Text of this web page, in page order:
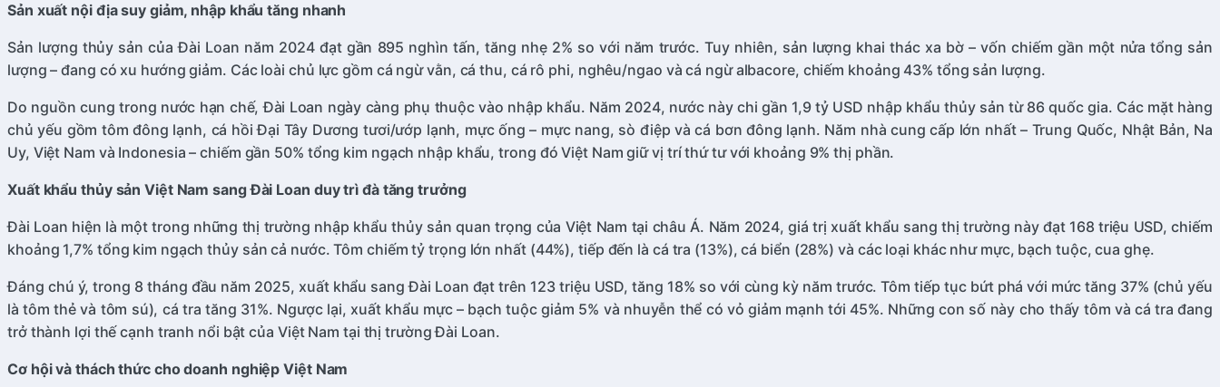
Sản xuất nội địa suy giảm, nhập khẩu tăng nhanh
Sản lượng thủy sản của Đài Loan năm 2024 đạt gần 895 nghìn tấn, tăng nhẹ 2% so với năm trước. Tuy nhiên, sản lượng khai thác xa bờ – vốn chiếm gần một nửa tổng sản
lượng – đang có xu hướng giảm. Các loài chủ lực gồm cá ngừ vằn, cá thu, cá rô phi, nghêu/ngao và cá ngừ albacore, chiếm khoảng 43% tổng sản lượng.
Do nguồn cung trong nước hạn chế, Đài Loan ngày càng phụ thuộc vào nhập khẩu. Năm 2024, nước này chi gần 1,9 tỷ USD nhập khẩu thủy sản từ 86 quốc gia. Các mặt hàng
chủ yếu gồm tôm đông lạnh, cá hồi Đại Tây Dương tươi/ướp lạnh, mực ống – mực nang, sò điệp và cá bơn đông lạnh. Năm nhà cung cấp lớn nhất – Trung Quốc, Nhật Bản, Na
Uy, Việt Nam và Indonesia – chiếm gần 50% tổng kim ngạch nhập khẩu, trong đó Việt Nam giữ vị trí thứ tư với khoảng 9% thị phần.
Xuất khẩu thủy sản Việt Nam sang Đài Loan duy trì đà tăng trưởng
Đài Loan hiện là một trong những thị trường nhập khẩu thủy sản quan trọng của Việt Nam tại châu Á. Năm 2024, giá trị xuất khẩu sang thị trường này đạt 168 triệu USD, chiếm
khoảng 1,7% tổng kim ngạch thủy sản cả nước. Tôm chiếm tỷ trọng lớn nhất (44%), tiếp đến là cá tra (13%), cá biển (28%) và các loại khác như mực, bạch tuộc, cua ghẹ.
Đáng chú ý, trong 8 tháng đầu năm 2025, xuất khẩu sang Đài Loan đạt trên 123 triệu USD, tăng 18% so với cùng kỳ năm trước. Tôm tiếp tục bứt phá với mức tăng 37% (chủ yếu
là tôm thẻ và tôm sú), cá tra tăng 31%. Ngược lại, xuất khẩu mực – bạch tuộc giảm 5% và nhuyễn thể có vỏ giảm mạnh tới 45%. Những con số này cho thấy tôm và cá tra đang
trở thành lợi thế cạnh tranh nổi bật của Việt Nam tại thị trường Đài Loan.
Cơ hội và thách thức cho doanh nghiệp Việt Nam